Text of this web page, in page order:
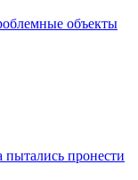
объекты
пронести